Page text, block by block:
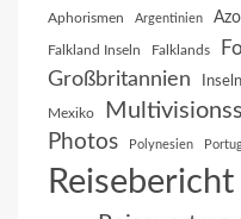
Aphorismen Argentinien
Falkland Inseln Falklands
Großbritannien Inseln
Mexiko
Photos Polynesien
Reisebericht